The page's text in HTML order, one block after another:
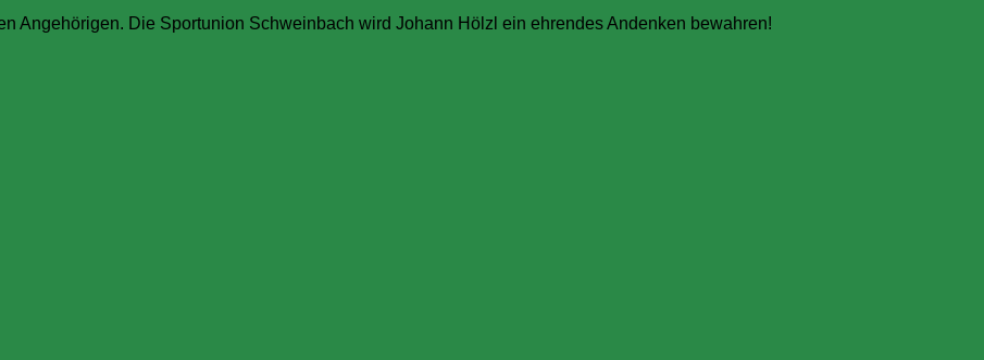
Angehörigen. Die Sportunion Schweinbach wird Johann Hölzl ein ehrendes Andenken bewahren!